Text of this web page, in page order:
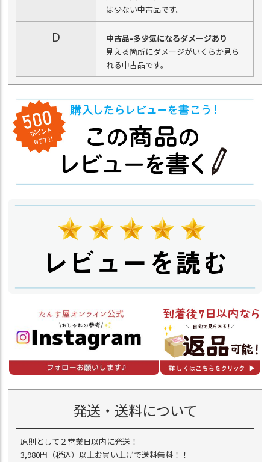
は少ない中古品です。
D
中古品-多少気になるダメージあり
見える箇所にダメージがいくらか見ら
れる中古品です。
発送・送料について
原則として２営業日以内に発送！
3,980円（税込）以上お買い上げで送料無料！！